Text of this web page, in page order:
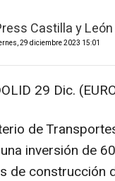
Castilla y León
29 diciembre 2023 15:01
29 Dic.
de
inversión de
de construcción